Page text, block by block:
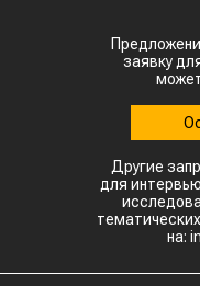
заявку
Другие
для
на: